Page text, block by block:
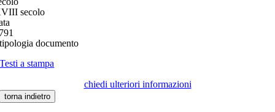
secolo
tipologia documento
Testi a stampa
chiedi ulteriori informazioni
torna indietro